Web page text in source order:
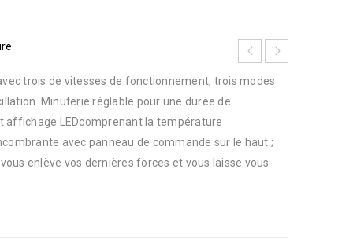
trois de vitesses de fonctionnement, trois modes
Minuterie réglable pour une durée de
LEDcomprenant la température
avec panneau de commande sur le haut ;
enlève vos dernières forces et vous laisse vous